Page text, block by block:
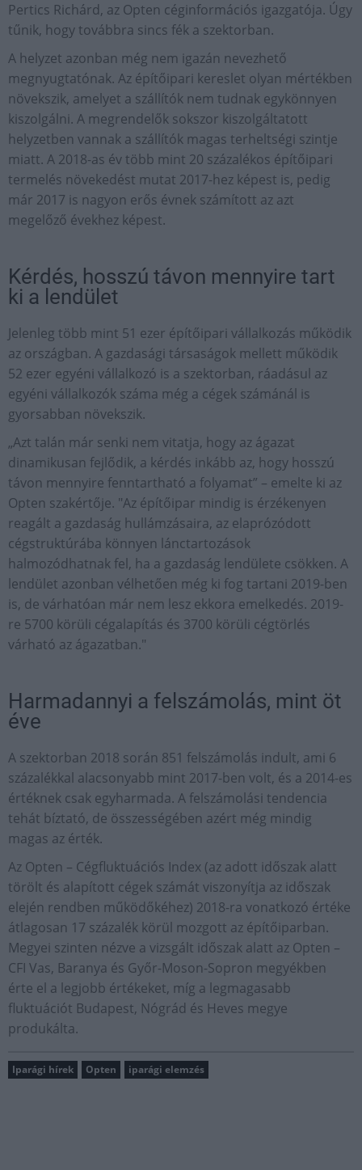
Pertics Richárd, az Opten céginformációs igazgatója. Úgy
tűnik, hogy továbbra sincs fék a szektorban.
A helyzet azonban még nem igazán nevezhető
megnyugtatónak. Az építőipari kereslet olyan mértékben
növekszik, amelyet a szállítók nem tudnak egykönnyen
kiszolgálni. A megrendelők sokszor kiszolgáltatott
helyzetben vannak a szállítók magas terheltségi szintje
miatt. A 2018-as év több mint 20 százalékos építőipari
termelés növekedést mutat 2017-hez képest is, pedig
már 2017 is nagyon erős évnek számított az azt
megelőző évekhez képest.
Kérdés, hosszú távon mennyire tart
ki a lendület
Jelenleg több mint 51 ezer építőipari vállalkozás működik
az országban. A gazdasági társaságok mellett működik
52 ezer egyéni vállalkozó is a szektorban, ráadásul az
egyéni vállalkozók száma még a cégek számánál is
gyorsabban növekszik.
„Azt talán már senki nem vitatja, hogy az ágazat
dinamikusan fejlődik, a kérdés inkább az, hogy hosszú
távon mennyire fenntartható a folyamat” – emelte ki az
Opten szakértője. "Az építőipar mindig is érzékenyen
reagált a gazdaság hullámzásaira, az elaprózódott
cégstruktúrába könnyen lánctartozások
halmozódhatnak fel, ha a gazdaság lendülete csökken. A
lendület azonban vélhetően még ki fog tartani 2019-ben
is, de várhatóan már nem lesz ekkora emelkedés. 2019-
re 5700 körüli cégalapítás és 3700 körüli cégtörlés
várható az ágazatban."
Harmadannyi a felszámolás, mint öt
éve
A szektorban 2018 során 851 felszámolás indult, ami 6
százalékkal alacsonyabb mint 2017-ben volt, és a 2014-es
értéknek csak egyharmada. A felszámolási tendencia
tehát bíztató, de összességében azért még mindig
magas az érték.
Az Opten – Cégfluktuációs Index (az adott időszak alatt
törölt és alapított cégek számát viszonyítja az időszak
elején rendben működőkéhez) 2018-ra vonatkozó értéke
átlagosan 17 százalék körül mozgott az építőiparban.
Megyei szinten nézve a vizsgált időszak alatt az Opten –
CFI Vas, Baranya és Győr-Moson-Sopron megyékben
érte el a legjobb értékeket, míg a legmagasabb
fluktuációt Budapest, Nógrád és Heves megye
produkálta.
Iparági hírek Opten iparági elemzés